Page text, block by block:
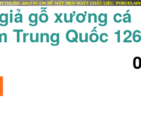
gỗ xương cá
Trung Quốc